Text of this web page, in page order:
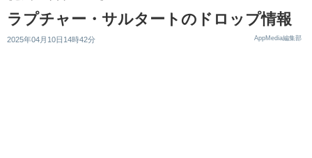
ラプチャー・サルタートのドロップ情報
2025年04月10日14時42分 AppMedia編集部